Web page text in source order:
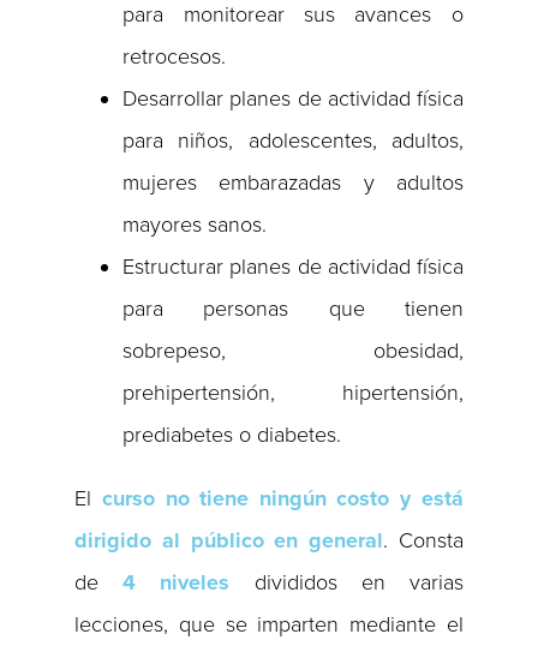
para monitorear sus avances o
retrocesos.
Desarrollar planes de actividad física
para niños, adolescentes, adultos,
mujeres embarazadas y adultos
mayores sanos.
Estructurar planes de actividad física
para personas que tienen
sobrepeso, obesidad,
prehipertensión, hipertensión,
prediabetes o diabetes.
Elcurso no tiene ningún costo y está
dirigido al público en general. Consta
de4 niveles divididos en varias
lecciones, que se imparten mediante el